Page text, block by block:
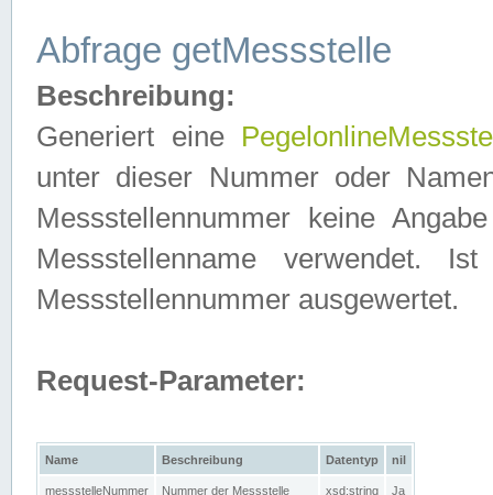
Abfrage getMessstelle
Beschreibung:
Generiert eine
unter dieser Nummer oder
Messstellennummer keine
Messstellenname verwendet.
Messstellennummer ausgewertet.
Request-Parameter:
Name Beschreibung Datentyp nil
messstelleNummer Nummer der Messstelle xsd:string Ja